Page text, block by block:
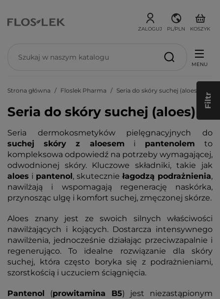
ZALOGUJ PL/PLN KOSZYK
MENU
Strona główna Floslek Pharma Seria do skóry suchej (aloes)
Seria do skóry suchej (aloes)
Seria dermokosmetyków pielęgnacyjnych do
suchej
skóry z aloesem i pantenolem to
kompleksowa odpowiedź na potrzeby wymagającej,
odwodnionej skóry. Kluczowe składniki, takie jak
aloes i pantenol, skutecznie łagodzą podrażnienia,
nawilżają i wspomagają regenerację naskórka,
przynosząc ulgę i komfort suchej, zmęczonej skórze.
Aloes znany jest ze swoich silnych właściwości
nawilżających i kojących. Dostarcza intensywnego
nawilżenia, jednocześnie działając przeciwzapalnie i
regenerująco. To idealne rozwiązanie dla skóry
suchej, która często boryka się z podrażnieniami,
szorstkością i uczuciem ściągnięcia.
Pantenol (prowitamina B5) jest niezastąpionym
Filtr